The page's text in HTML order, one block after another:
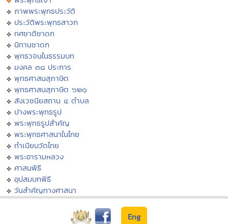
ภาพพระพุทธประวัติ
ประวัติพระพุทธสาวก
ทศชาติชาดก
นิทานชาดก
พุทธวจนในธรรมบท
มงคล ๓๘ ประการ
พุทธศาสนสุภาษิต
พุทธศาสนสุภาษิต ๖๒๑
สังเวชนียสถาน ๔ ตำบล
ปางพระพุทธรูป
พระพุทธรูปสำคัญ
พระพุทธศาสนาในไทย
ทำเนียบวัดไทย
พระอารามหลวง
ศาสนพิธี
อุปสมบทพิธี
วันสำคัญทางศาสนา
Eng